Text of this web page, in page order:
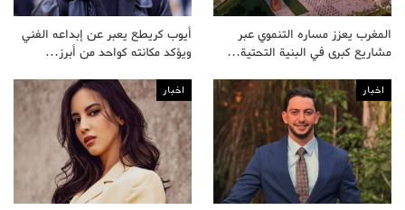
المغرب يعزز مساره التنموي عبر
مشاريع كبرى في البنية التحتية…
أيوب كريطع يعبر عن إبداعه الفني
ويؤكد مكانته كواحد من أبرز…
اخبار اخبار